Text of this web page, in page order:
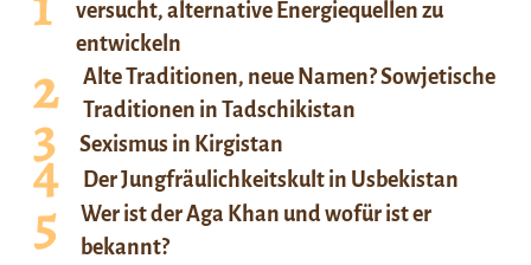
versucht, alternative Energiequellen zu
entwickeln
Alte Traditionen, neue Namen? Sowjetische
Traditionen in Tadschikistan
Sexismus in Kirgistan
Der Jungfräulichkeitskult in Usbekistan
Wer ist der Aga Khan und wofür ist er
bekannt?